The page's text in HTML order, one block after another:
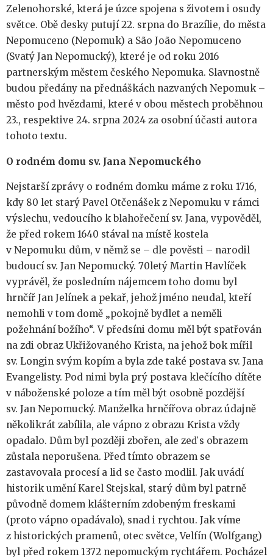
Zelenohorské, která je úzce spojena s životem i osudy
světce. Obě desky putují 22. srpna do Brazílie, do města
Nepomuceno (Nepomuk) a São João Nepomuceno
(Svatý Jan Nepomucký), které je od roku 2016
partnerským městem českého Nepomuka. Slavnostně
budou předány na přednáškách nazvaných Nepomuk –
město pod hvězdami, které v obou městech proběhnou
23., respektive 24. srpna 2024 za osobní účasti autora
tohoto textu.
O rodném domu sv. Jana Nepomuckého
Nejstarší zprávy o rodném domku máme z roku 1716,
kdy 80 let starý Pavel Otčenášek z Nepomuku v rámci
výslechu, vedoucího k blahořečení sv. Jana, vypověděl,
že před rokem 1640 stával na místě kostela
v Nepomuku dům, v němž se – dle pověsti – narodil
budoucí sv. Jan Nepomucký. 70letý Martin Havlíček
vyprávěl, že posledním nájemcem toho domu byl
hrnčíř Jan Jelínek a pekař, jehož jméno neudal, kteří
nemohli v tom domě „pokojně bydlet a neměli
požehnání božího“. V předsíni domu měl být spatřován
na zdi obraz Ukřižovaného Krista, na jehož bok mířil
sv. Longin svým kopím a byla zde také postava sv. Jana
Evangelisty. Pod nimi byla prý postava klečícího dítěte
v náboženské poloze a tím měl být osobně pozdější
sv. Jan Nepomucký. Manželka hrnčířova obraz údajně
několikrát zabílila, ale vápno z obrazu Krista vždy
opadalo. Dům byl později zbořen, ale zeď s obrazem
zůstala neporušena. Před tímto obrazem se
zastavovala procesí a lid se často modlil. Jak uvádí
historik umění Karel Stejskal, starý dům byl patrně
původně domem klášterním zdobeným freskami
(proto vápno opadávalo), snad i rychtou. Jak víme
z historických pramenů, otec světce, Velfín (Wolfgang)
byl před rokem 1372 nepomuckým rychtářem. Pocházel